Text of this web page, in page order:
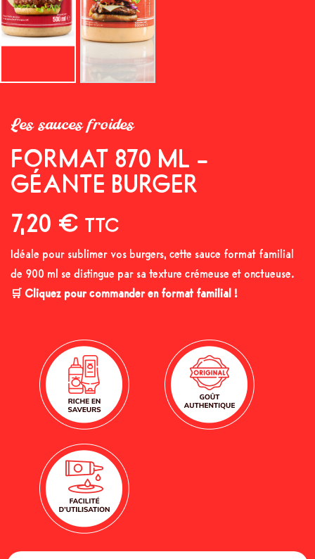
Les sauces froides
FORMAT 870 ML –
GÉANTE BURGER
7,20 € TTC
Idéale pour sublimer vos burgers, cette sauce format familial
de 900 ml se distingue par sa texture crémeuse et onctueuse.
🛒 Cliquez pour commander en format familial !